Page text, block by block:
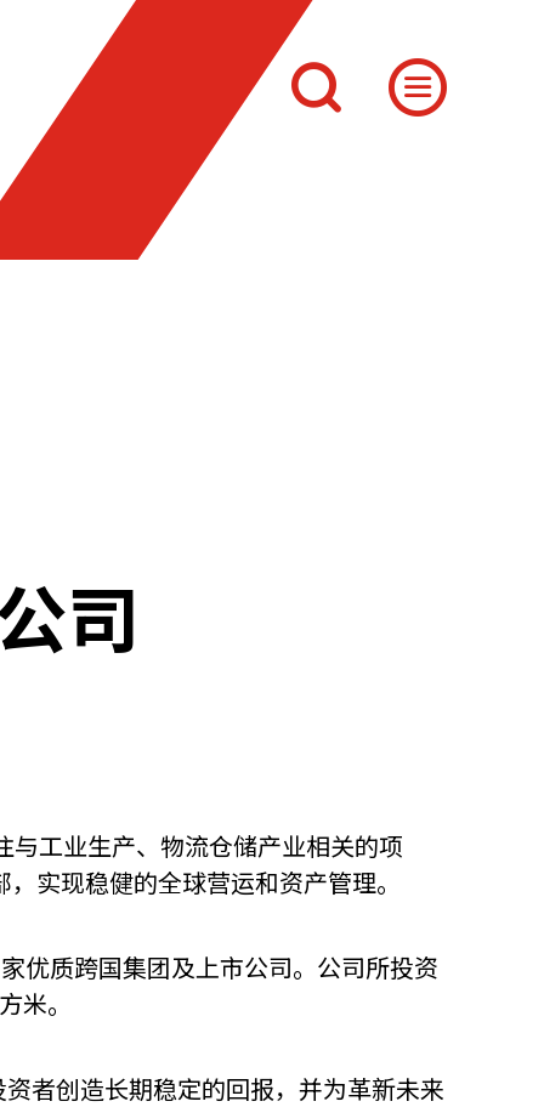
司
与工业生产、物流仓储产业相关的项
实现稳健的全球营运和资产管理。
优质跨国集团及上市公司。公司所投资
米。
者创造长期稳定的回报，并为革新未来